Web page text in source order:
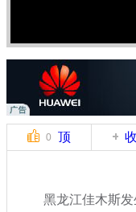
0 顶
黑龙江佳木斯发